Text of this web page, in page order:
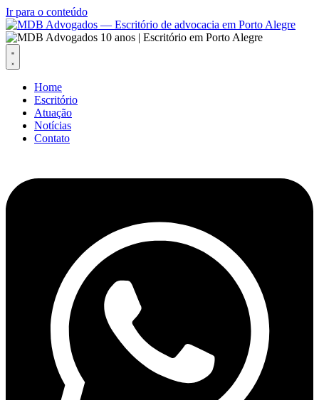
Ir para o conteúdo
Home
Escritório
Atuação
Notícias
Contato